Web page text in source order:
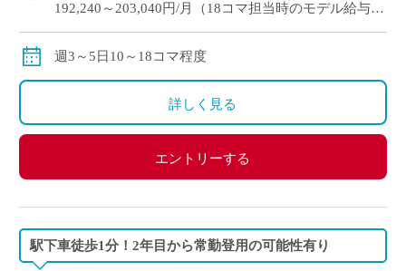
192,240～203,040円/月（18コマ担当時のモデル給与）
保険等：労災保険
週3～5日10～18コマ程度
詳しく見る
エントリーする
駅下車徒歩1分！2年目から常勤登用の可能性有り